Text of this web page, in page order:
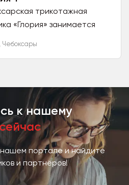
трикотажная
«Глория» занимается
от разработки эскизов до
, Чебоксары
к нашему
портале и найдите
и партнёров!